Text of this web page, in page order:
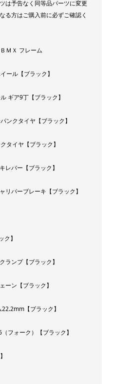
は予告なく同等品パーツに変更
る方はご購入前に必ずご確認く
ＭＸ フレーム
ール【ブラック】
ギア9丁【ブラック】
ンクタイヤ【ブラック】
タイヤ【ブラック】
レバー【ブラック】
リパーブレーキ【ブラック】
】
ランプ【ブラック】
ーン【ブラック】
【ブラック】
フォーク）【ブラック】